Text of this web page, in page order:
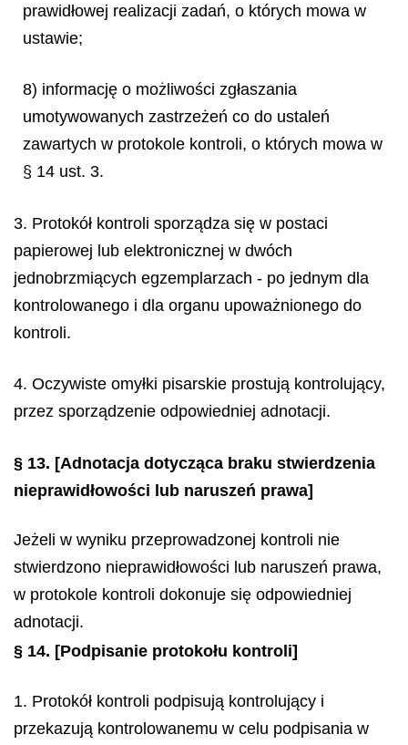
prawidłowej realizacji zadań, o których mowa w
ustawie;
8) informację o możliwości zgłaszania
umotywowanych zastrzeżeń co do ustaleń
zawartych w protokole kontroli, o których mowa w
§ 14 ust. 3.
3. Protokół kontroli sporządza się w postaci
papierowej lub elektronicznej w dwóch
jednobrzmiących egzemplarzach - po jednym dla
kontrolowanego i dla organu upoważnionego do
kontroli.
4. Oczywiste omyłki pisarskie prostują kontrolujący,
przez sporządzenie odpowiedniej adnotacji.
§ 13. [Adnotacja dotycząca braku stwierdzenia
nieprawidłowości lub naruszeń prawa]
Jeżeli w wyniku przeprowadzonej kontroli nie
stwierdzono nieprawidłowości lub naruszeń prawa,
w protokole kontroli dokonuje się odpowiedniej
adnotacji.
§ 14. [Podpisanie protokołu kontroli]
1. Protokół kontroli podpisują kontrolujący i
przekazują kontrolowanemu w celu podpisania w